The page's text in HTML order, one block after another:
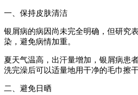
一、保持皮肤清洁
银屑病的病因尚未完全明确，但研究
染，避免病情加重。
夏天气温高，出汗量增加，银屑病患
洗完澡后可以适量地用干净的毛巾擦
二、避免日晒